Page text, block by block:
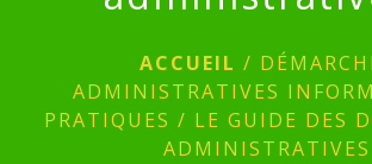
ACCUEIL /
ADMINISTRATIVES
PRATIQUES / LE GUIDE DES
ADMINISTRATIVES